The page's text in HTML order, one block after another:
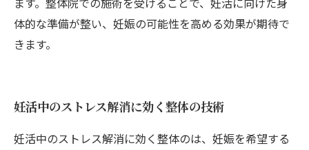
体的な準備が整い、妊娠の可能性を高める効果が期待で
きます。
妊活中のストレス解消に効く整体の技術
妊活中のストレス解消に効く整体のは、妊娠を希望する